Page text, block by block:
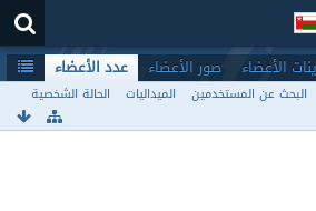
الأعضاء صور الأعضاء عدد الأعضاء
البحث عن المستخدمين الميداليات الحالة الشخصية